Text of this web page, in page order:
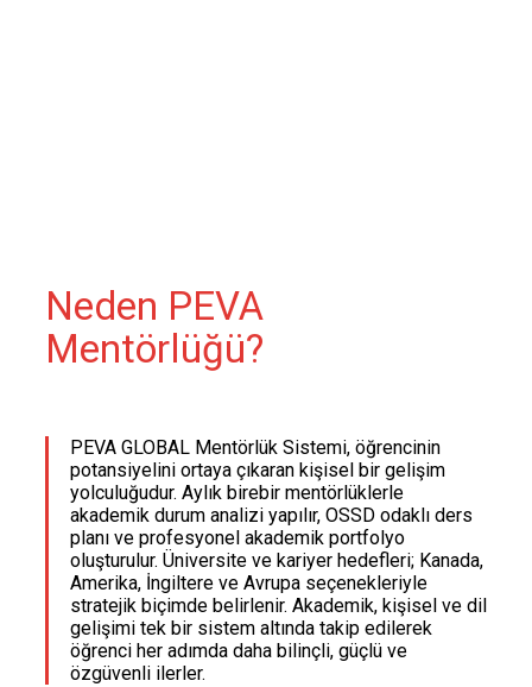
Neden PEVA
Mentörlüğü?
PEVA GLOBAL Mentörlük Sistemi, öğrencinin
potansiyelini ortaya çıkaran kişisel bir gelişim
yolculuğudur. Aylık birebir mentörlüklerle
akademik durum analizi yapılır, OSSD odaklı ders
planı ve profesyonel akademik portfolyo
oluşturulur. Üniversite ve kariyer hedefleri; Kanada,
Amerika, İngiltere ve Avrupa seçenekleriyle
stratejik biçimde belirlenir. Akademik, kişisel ve dil
gelişimi tek bir sistem altında takip edilerek
öğrenci her adımda daha bilinçli, güçlü ve
özgüvenli ilerler.